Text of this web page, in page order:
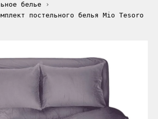
белье
постельного белья Mio Tesoro